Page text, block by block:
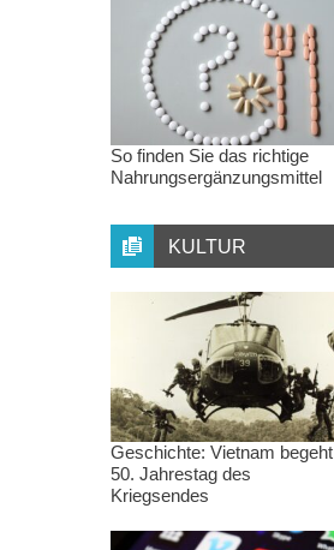
So finden Sie das richtige
Nahrungsergänzungsmittel
KULTUR
Geschichte: Vietnam begeht
50. Jahrestag des
Kriegsendes